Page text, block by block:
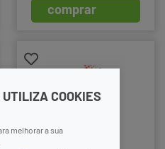
COOKIES
melhorar a sua
comprar